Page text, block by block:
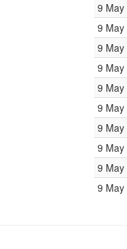
9 May
9 May
9 May
9 May
9 May
9 May
9 May
9 May
9 May
9 May